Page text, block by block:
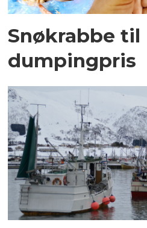
Snøkrabbe til
dumpingpris